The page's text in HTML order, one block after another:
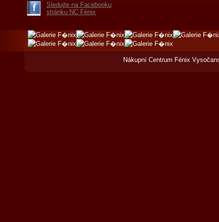
Sledujte na Facebooku
stránku NC Fénix
Nákupní Centrum Fénix